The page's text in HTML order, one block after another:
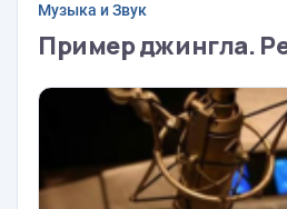
Музыка и Звук
Пример джингла.